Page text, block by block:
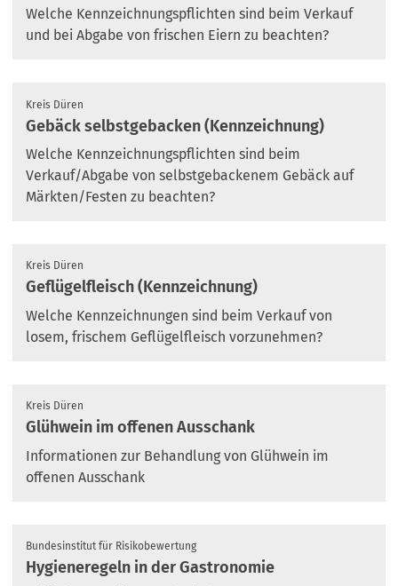
Welche Kennzeichnungspflichten sind beim Verkauf
und bei Abgabe von frischen Eiern zu beachten?
Kreis Düren
Gebäck selbstgebacken (Kennzeichnung)
Welche Kennzeichnungspflichten sind beim
Verkauf/Abgabe von selbstgebackenem Gebäck auf
Märkten/Festen zu beachten?
Kreis Düren
Geflügelfleisch (Kennzeichnung)
Welche Kennzeichnungen sind beim Verkauf von
losem, frischem Geflügelfleisch vorzunehmen?
Kreis Düren
Glühwein im offenen Ausschank
Informationen zur Behandlung von Glühwein im
offenen Ausschank
Bundesinstitut für Risikobewertung
Hygieneregeln in der Gastronomie